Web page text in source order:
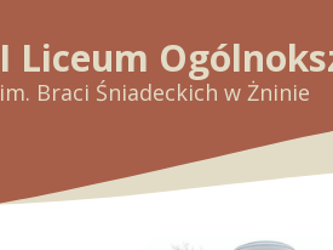
I Liceum
im. Braci Śniadeckich w Żninie